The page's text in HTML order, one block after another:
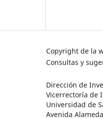
Copyright de la
Consultas y
Dirección de
Vicerrectoría de
Universidad de
Avenida